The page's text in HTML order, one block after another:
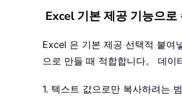
Excel 기본 제공 기능으
Excel 은 기본 제공 선택적 붙여
으로 만들 때 적합합니다。 데이
1. 텍스트 값으로만 복사하려는